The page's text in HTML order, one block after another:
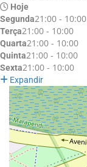
Hoje
Segunda21:00 - 10:00
Terça21:00 - 10:00
Quarta21:00 - 10:00
Quinta21:00 - 10:00
Sexta21:00 - 10:00
Expandir